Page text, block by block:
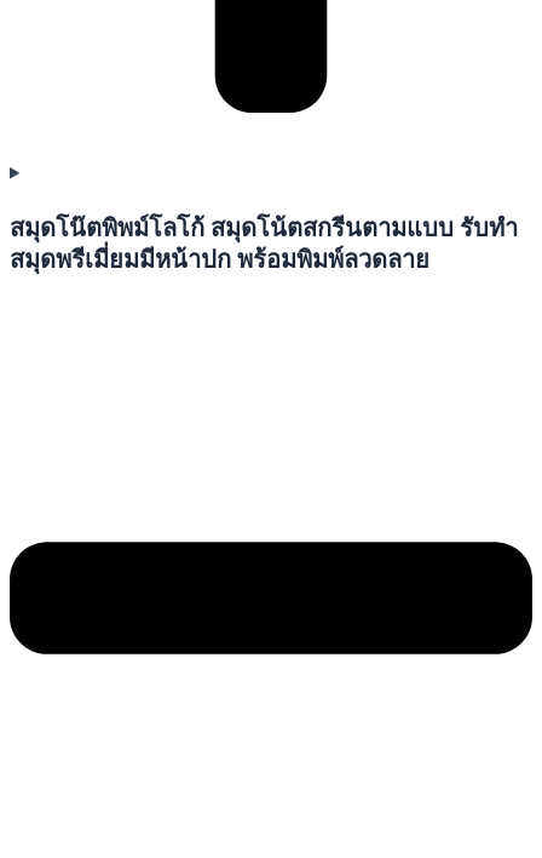
สมุดโน๊ตพิพม์โลโก้ สมุดโน้ตสกรีนตามแบบ รับทำ
สมุดพรีเมี่ยมมีหน้าปก พร้อมพิมพ์ลวดลาย